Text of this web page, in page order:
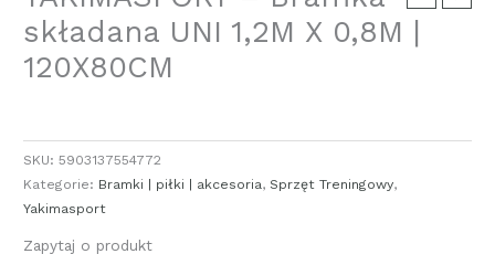
składana UNI 1,2M X 0,8M |
120X80CM
SKU:5903137554772
Kategorie: Bramki | piłki | akcesoria,Sprzęt Treningowy,
Yakimasport
Zapytaj o produkt